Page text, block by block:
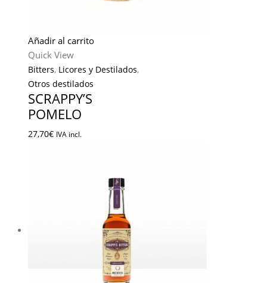
Añadir al carrito
Quick View
Bitters, Licores y Destilados,
Otros destilados
SCRAPPY’S
POMELO
27,70€ IVA incl.